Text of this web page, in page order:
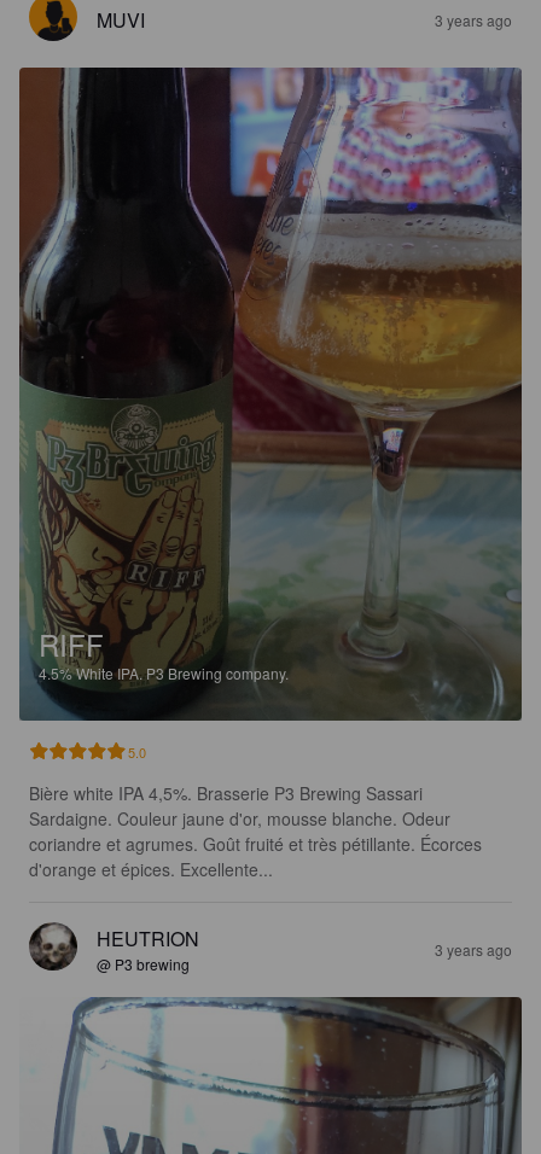
MUVI 3 years ago
RIFF
4.5%White IPA.P3 Brewing company.
5.0
Bière white IPA 4,5%. Brasserie P3 Brewing Sassari
Sardaigne. Couleur jaune d'or, mousse blanche. Odeur
coriandre et agrumes. Goût fruité et très pétillante. Écorces
d'orange et épices. Excellente...
HEUTRION
@ P3 brewing
3 years ago